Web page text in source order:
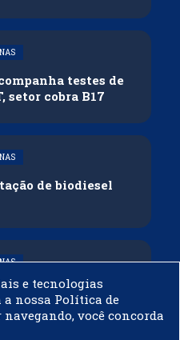
testes de
setor cobra B17
de biodiesel
acordo com
soja em projeto na
e tecnologias
a nossa Política de
você concorda